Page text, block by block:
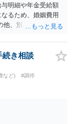
明細や年金受給額
るため、婚姻費用
他、別居の経緯、質
続き相談
など)
#調停